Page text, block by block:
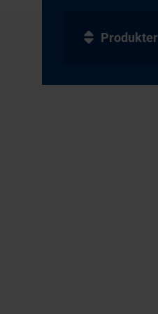
Produkter